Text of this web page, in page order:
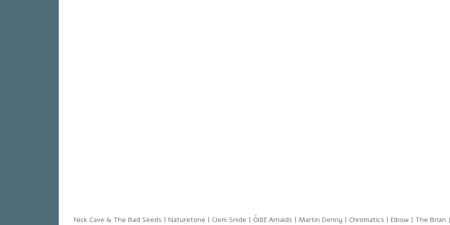
Nick Cave & The Bad Seeds | Naturetone | Clem Snide | Ólöf Arnalds | Martin Denny | Chromatics | Elbow | The